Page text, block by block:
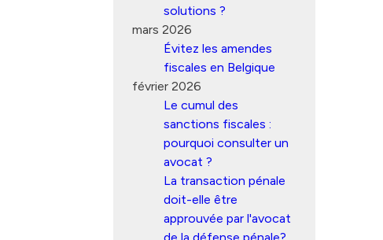
solutions ?
mars 2026
Évitez les amendes
fiscales en Belgique
février 2026
Le cumul des
sanctions fiscales :
pourquoi consulter un
avocat ?
La transaction pénale
doit-elle être
approuvée par l'avocat